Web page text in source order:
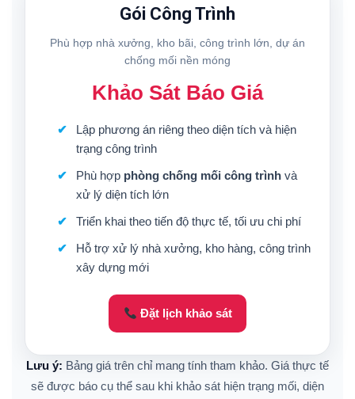
Gói Công Trình
Phù hợp nhà xưởng, kho bãi, công trình lớn, dự án
chống mối nền móng
Khảo Sát Báo Giá
Lập phương án riêng theo diện tích và hiện
trạng công trình
Phù hợp phòng chống mối công trìnhvà
xử lý diện tích lớn
Triển khai theo tiến độ thực tế, tối ưu chi phí
Hỗ trợ xử lý nhà xưởng, kho hàng, công trình
xây dựng mới
Đặt lịch khảo sát
Lưu ý: Bảng giá trên chỉ mang tính tham khảo. Giá thực tế
sẽ được báo cụ thể sau khi khảo sát hiện trạng mối, diện